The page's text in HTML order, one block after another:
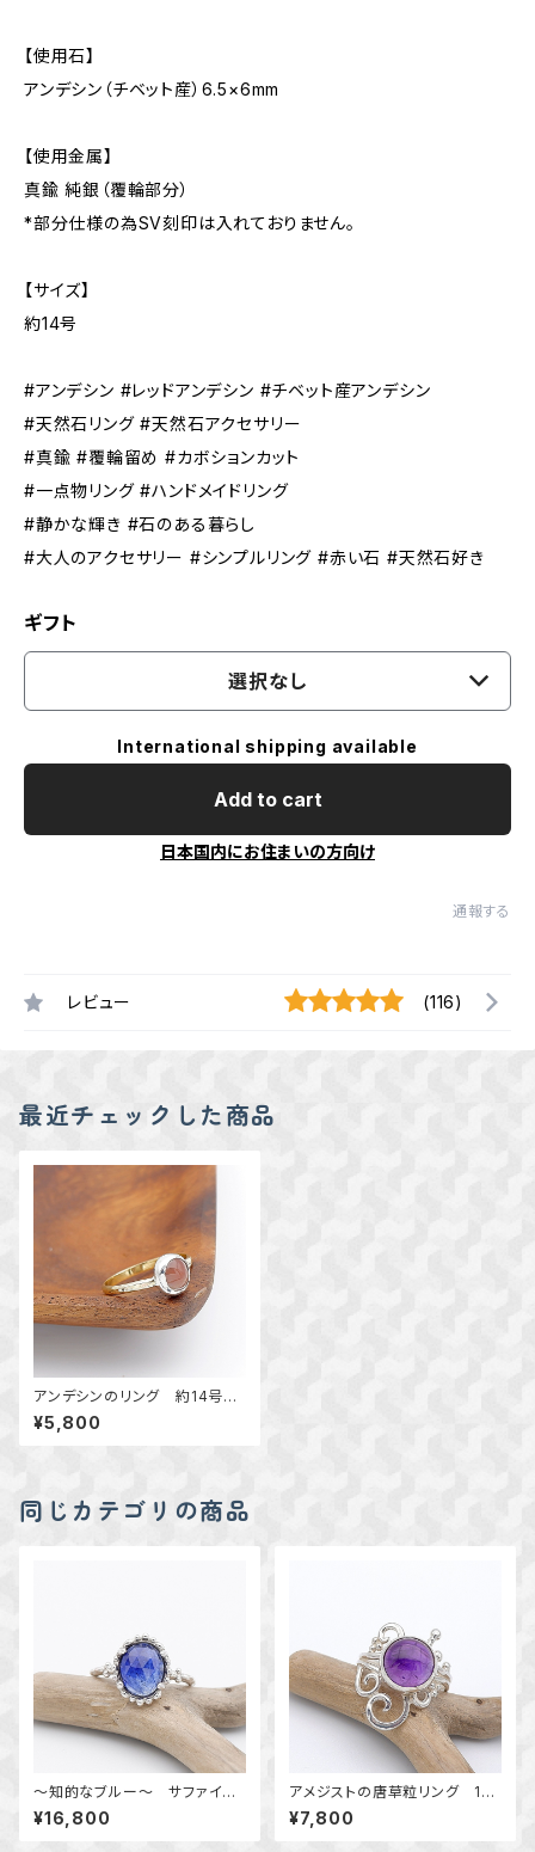
【使用石】
アンデシン（チベット産）6.5×6mm
【使用金属】
真鍮 純銀（覆輪部分）
*部分仕様の為SV刻印は入れておりません。
【サイズ】
約14号
#アンデシン #レッドアンデシン #チベット産アンデシン
#天然石リング #天然石アクセサリー
#真鍮 #覆輪留め #カボションカット
#一点物リング #ハンドメイドリング
#静かな輝き #石のある暮らし
#大人のアクセサリー #シンプルリング #赤い石 #天然石好き
ギフト
選択なし
International shipping available
Add to cart
日本国内にお住まいの方向け
通報する
レビュー (116)
最近チェックした商品
アンデシンのリング 約14号
～揺らめく色彩～ 天然石アク
セサリー 指輪 一点物
¥5,800
同じカテゴリの商品
～知的なブルー～ サファイア
の粒飾りリング 約14号 天然
石アクセサリー 一点物 mac
ari
¥16,800
アメジストの唐草粒リング 14
号 ～高貴な紫～ 天然石
アクセサリー 指輪 一点物ア
クセサリー
¥7,800